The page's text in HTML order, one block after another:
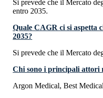
Si prevede che il Mercato
entro 2035.
Quale CAGR ci si aspetta
2035?
Si prevede che il Mercato
Chi sono i principali attori
Argon Medical, Best